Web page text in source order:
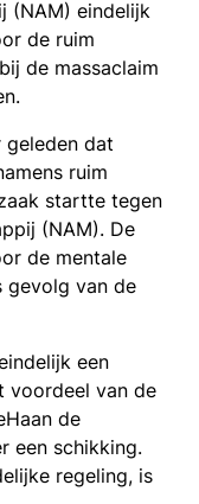
(NAM) eindelijk
de ruim
de massaclaim
geleden dat
ruim
startte tegen
(NAM). De
de mentale
gevolg van de
een
voordeel van de
de
een schikking.
regeling, is